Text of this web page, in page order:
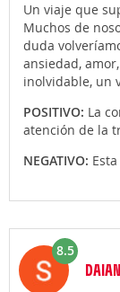
Un viaje que
Muchos de
duda
ansiedad,
inolvidable, un
POSITIVO: La
atención de la
NEGATIVO:
8.5